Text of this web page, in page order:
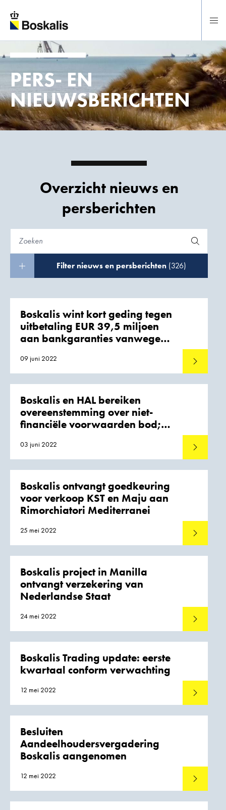
Direct naar hoofdinhoud
PERS- EN
NIEUWSBERICHTEN
Overzicht nieuws en
persberichten
Filter nieuws en persberichten (326)
Boskalis wint kort geding tegen
uitbetaling EUR 39,5 miljoen
aan bankgaranties vanwege
09 juni 2022 Lees meer
Boskalis en HAL bereiken
overeenstemming over niet-
financiële voorwaarden bod;
03 juni 2022 Lees meer
Boskalis ontvangt goedkeuring
voor verkoop KST en Maju aan
Rimorchiatori Mediterranei
25 mei 2022 Lees meer
Boskalis project in Manilla
ontvangt verzekering van
Nederlandse Staat
24 mei 2022 Lees meer
Boskalis Trading update: eerste
kwartaal conform verwachting
12 mei 2022 Lees meer
Besluiten
Aandeelhoudersvergadering
Boskalis aangenomen
12 mei 2022 Lees meer